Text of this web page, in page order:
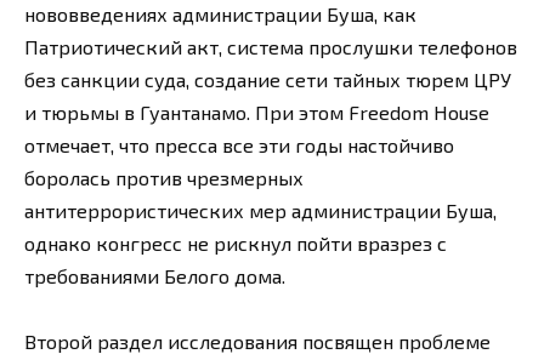
нововведениях администрации Буша, как
Патриотический акт, система прослушки телефонов
без санкции суда, создание сети тайных тюрем ЦРУ
и тюрьмы в Гуантанамо. При этом Freedom House
отмечает, что пресса все эти годы настойчиво
боролась против чрезмерных
антитеррористических мер администрации Буша,
однако конгресс не рискнул пойти вразрез с
требованиями Белого дома.
Второй раздел исследования посвящен проблеме